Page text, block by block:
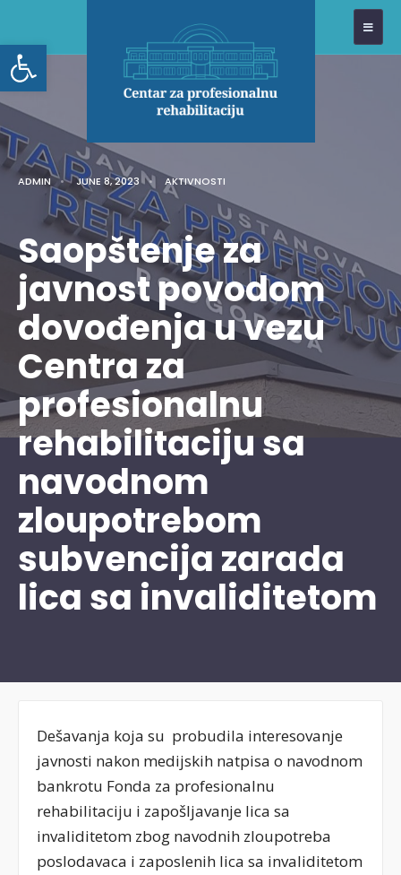
Open toolbar
ADMIN • JUNE 8, 2023 • AKTIVNOSTI
Saopštenje za
javnost povodom
dovođenja u vezu
Centra za
profesionalnu
rehabilitaciju sa
navodnom
zloupotrebom
subvencija zarada
lica sa invaliditetom
Dešavanja koja su probudila interesovanje
javnosti nakon medijskih natpisa o navodnom
bankrotu Fonda za profesionalnu
rehabilitaciju i zapošljavanje lica sa
invaliditetom zbog navodnih zloupotreba
poslodavaca i zaposlenih lica sa invaliditetom